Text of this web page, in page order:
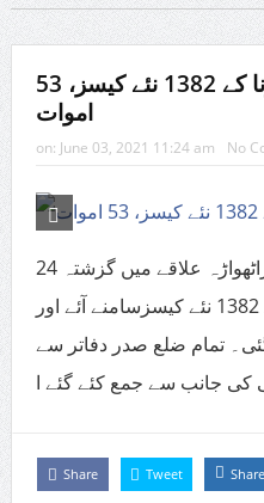
مراٹھواڑہ میں کورونا کے 1382 نئے کیسز، 53
اموات
on: June 03, 2021 11:24 am No
اورنگ آباد، ؛مہاراشٹر کے مراٹھواڑہ علاقے میں گزشتہ 24
گھنٹوں کے دوران کووڈ 19 کے 1382 نئے کیسزسامنے آئے اور
تمام ضلع صدر دفاتر سے
Share Tweet Share